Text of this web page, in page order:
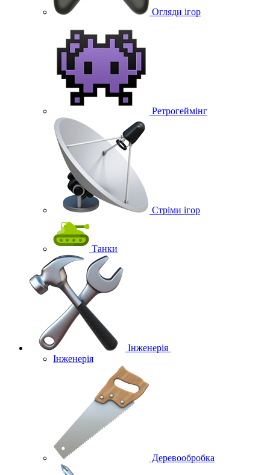
Огляди ігор
Ретрогеймінг
Стріми ігор
Танки
Інженерія
Інженерія
Деревообробка